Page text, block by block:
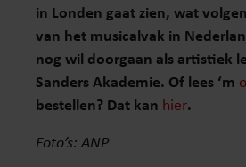
in Londen gaat zien, wat
van het musicalvak in
nog wil doorgaan als artistiek
Sanders Akademie. Of lees ‘m
bestellen? Dat kan hier.
Foto’s: ANP